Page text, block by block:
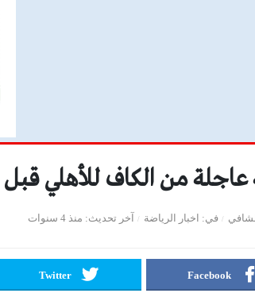
عاجلة من الكاف للأهلي قبل
في اخبار الرياضة آخر تحديث منذ 4 سنوات
Facebook
Twitter